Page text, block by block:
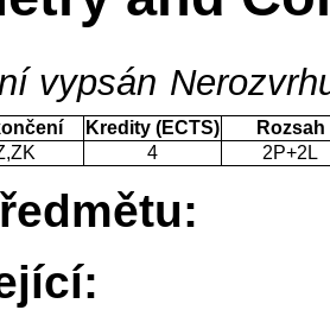
vypsán
Kredity (ECTS)
Rozsah
4 2P+2L